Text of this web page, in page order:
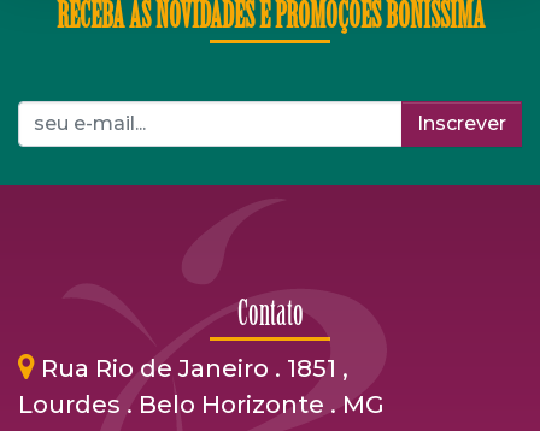
RECEBA AS NOVIDADES E PROMOÇÕES BONÍSSIMA
Inscrever
Contato
Rua Rio de Janeiro . 1851 ,
Lourdes . Belo Horizonte . MG